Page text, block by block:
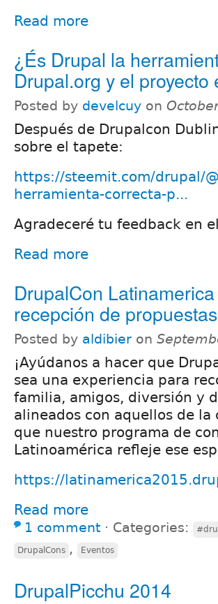
Read more
¿És Drupal la
Drupal.org y el proyecto
Posted by develcuy on
Después de Drupalcon
sobre el tapete:
https://steemit.com/drupal/
herramienta-correcta-p...
Agradeceré tu feedback en
Read more
DrupalCon
recepción de
Posted by aldibier on
¡Ayúdanos a hacer que
sea una experiencia para
familia, amigos, diversión y
alineados con aquellos de
que nuestro programa de
Latinoamérica refleje ese
https://
Read more
1 comment ⋅ Categories:
DrupalCons , Eventos
DrupalPicchu 2014